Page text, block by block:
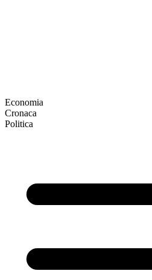
Economia
Cronaca
Politica